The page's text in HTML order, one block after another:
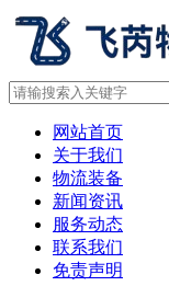
网站首页
关于我们
物流装备
新闻资讯
服务动态
联系我们
免责声明